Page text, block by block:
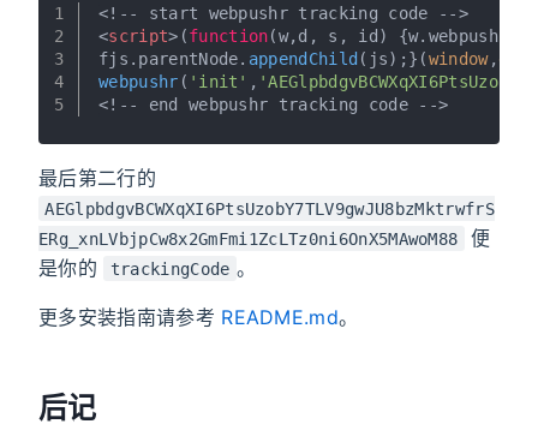
1
2
3
4
5
<!-- start webpushr tracking code -->
<script> (function(w,d, s, id ) {w. webpushr
fjs. parentNode. appendChild (js);}(window,
webpushr ( 'init' ,
<!-- end webpushr tracking code -->
最后第二行的
AEGlpbdgvBCWXqXI6PtsUzobY7TLV9gwJU8bzMktrwfrS
ERg_xnLVbjpCw8x2GmFmi1ZcLTz0ni6OnX5MAwoM88
便
是你的
trackingCode 。
更多安装指南请参考 README.md。
后记